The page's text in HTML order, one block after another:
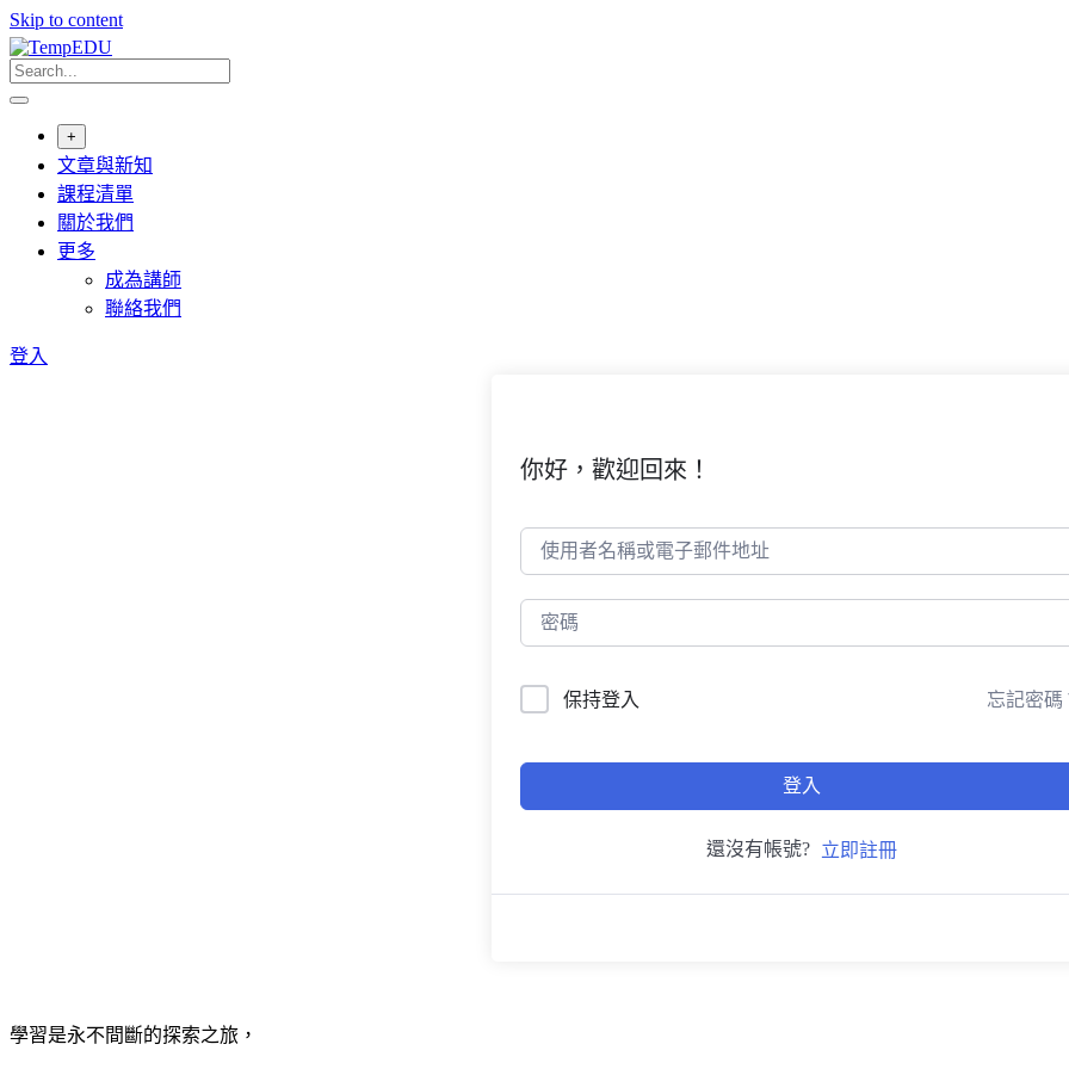
Skip to content
+
文章與新知
課程清單
關於我們
更多
成為講師
聯絡我們
登入
你好，歡迎回來！
保持登入 忘記密碼
登入
還沒有帳號? 立即註冊
學習是永不間斷的探索之旅，